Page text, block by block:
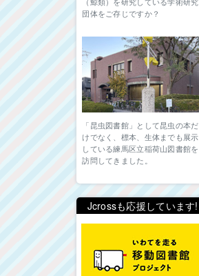
団体をご存じですか？
「昆虫図書館」として昆虫の本だ
けでなく、標本、生体までも展示
している練馬区立稲荷山図書館を
訪問してきました。
Jcrossも応援しています!